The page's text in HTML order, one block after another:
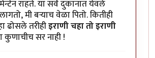
राहते. या सर्व दुकानात येवले
मी बर्‍याच वेळा पितो. कितीही
ढोसले तरीहीइराणी चहा तो इराणी
कुणाचीच सर नाही !